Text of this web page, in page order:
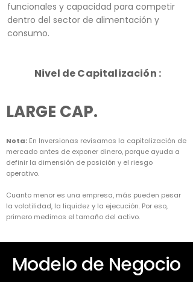
funcionales y capacidad para competir
dentro del sector de alimentación y
consumo.
Nivel de Capitalización :
LARGE CAP.
Nota: En Inversionas revisamos la capitalización de
mercado antes de exponer dinero, porque ayuda a
definir la dimensión de posición y el riesgo
operativo.
Cuanto menor es una empresa, más pueden pesar
la volatilidad, la liquidez y la ejecución. Por eso,
primero medimos el tamaño del activo.
Modelo de Negocio